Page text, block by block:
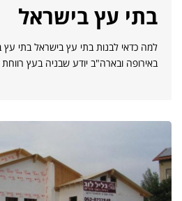
בתי עץ בישראל
למה כדאי לבנות בתי עץ בישראל בתי עץ
באירופה ובארה"ב יודע שבניה בעץ